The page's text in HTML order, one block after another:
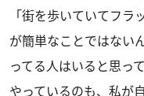
「街を歩いていてフ
が簡単なことではない
ってる人はいると思っ
やっているのも、私が